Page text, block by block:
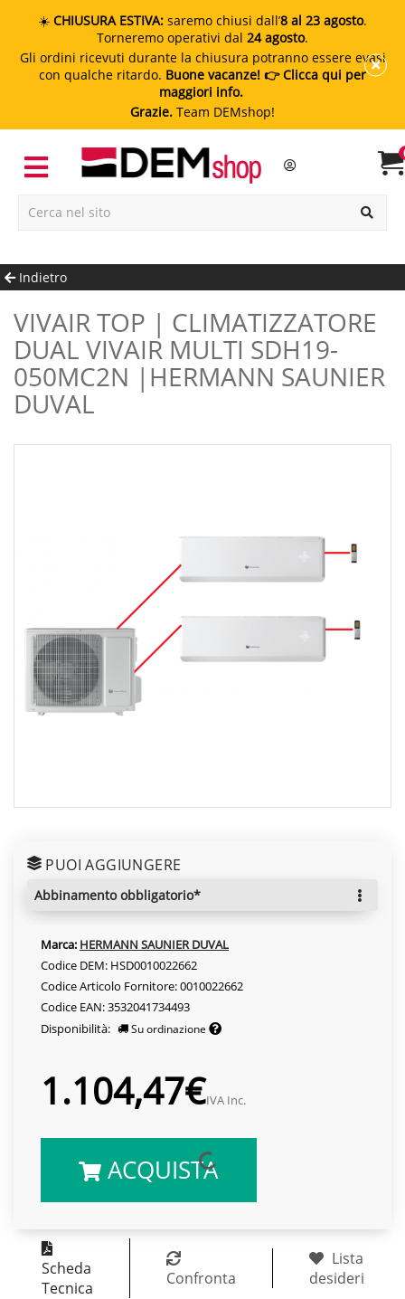
☀️ CHIUSURA ESTIVA: saremo chiusi dall’8 al 23 agosto.
Torneremo operativi dal 24 agosto.
Gli ordini ricevuti durante la chiusura potranno essere evasi
con qualche ritardo. Buone vacanze! 👉 Clicca qui per
maggiori info.
Grazie. Team DEMshop!
Indietro
VIVAIR TOP | CLIMATIZZATORE
DUAL VIVAIR MULTI SDH19-
050MC2N |HERMANN SAUNIER
DUVAL
PUOI AGGIUNGERE
abbinamento obbligatorio*
Marca: HERMANN SAUNIER DUVAL
Codice DEM: HSD0010022662
Codice Articolo Fornitore: 0010022662
Codice EAN: 3532041734493
Disponibilità:
Su ordinazione
1.104,47€IVA Inc.
ACQUISTA
Scheda
Tecnica
Confronta
Lista
desideri